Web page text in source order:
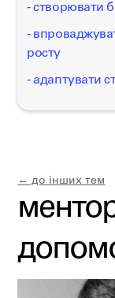
- створювати
-
росту
- адаптувати
← до інших тем